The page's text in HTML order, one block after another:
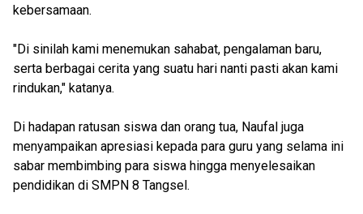
kebersamaan.
"Di sinilah kami menemukan sahabat, pengalaman baru,
serta berbagai cerita yang suatu hari nanti pasti akan kami
rindukan," katanya.
Di hadapan ratusan siswa dan orang tua, Naufal juga
menyampaikan apresiasi kepada para guru yang selama ini
sabar membimbing para siswa hingga menyelesaikan
pendidikan di SMPN 8 Tangsel.